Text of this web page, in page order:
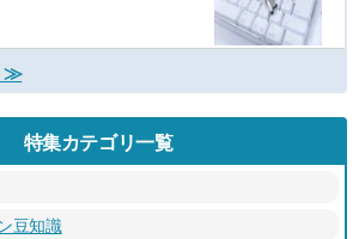
≫
特集カテゴリ一覧
豆知識